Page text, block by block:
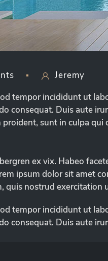
Jeremy
tempor incididunt ut
consequat. Duis aute
sunt in culpa
ex vix. Habeo
ipsum dolor sit amet
quis nostrud exercitation
tempor incididunt ut
consequat. Duis aute